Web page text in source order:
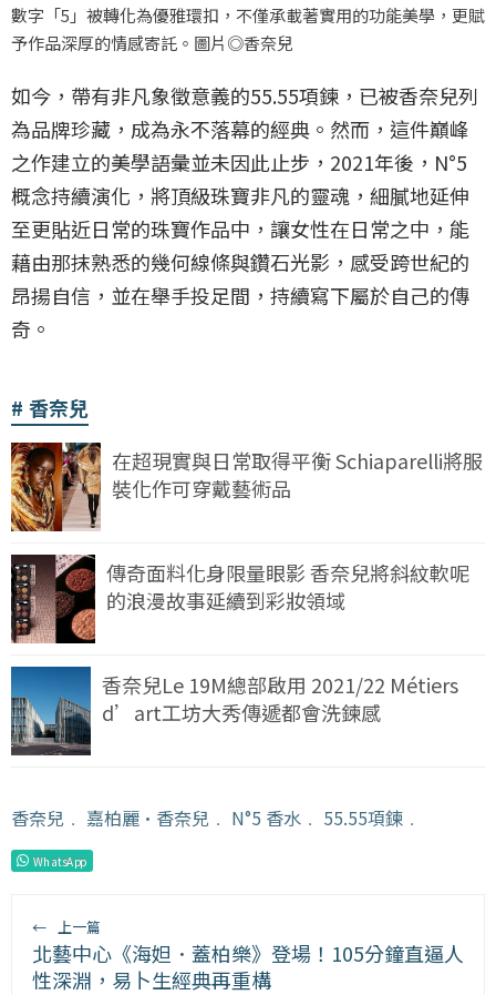
數字「5」被轉化為優雅環扣，不僅承載著實用的功能美學，更賦
予作品深厚的情感寄託。圖片◎香奈兒
如今，帶有非凡象徵意義的55.55項鍊，已被香奈兒列
為品牌珍藏，成為永不落幕的經典。然而，這件巔峰
之作建立的美學語彙並未因此止步，2021年後，N°5
概念持續演化，將頂級珠寶非凡的靈魂，細膩地延伸
至更貼近日常的珠寶作品中，讓女性在日常之中，能
藉由那抹熟悉的幾何線條與鑽石光影，感受跨世紀的
昂揚自信，並在舉手投足間，持續寫下屬於自己的傳
奇。
香奈兒
在超現實與日常取得平衡 Schiaparelli將服
裝化作可穿戴藝術品
傳奇面料化身限量眼影 香奈兒將斜紋軟呢
的浪漫故事延續到彩妝領域
香奈兒Le 19M總部啟用 2021/22 Métiers
d’art工坊大秀傳遞都會洗鍊感
香奈兒 ﹒ 嘉柏麗·香奈兒 ﹒ N°5 香水 ﹒ 55.55項鍊 ﹒
WhatsApp
← 上一篇
北藝中心《海妲．蓋柏樂》登場！105分鐘直逼人
性深淵，易卜生經典再重構